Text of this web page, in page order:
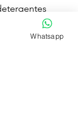
Whatsapp